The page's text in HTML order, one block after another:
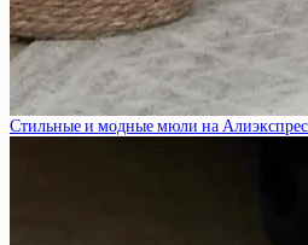
Стильные и модные мюли на